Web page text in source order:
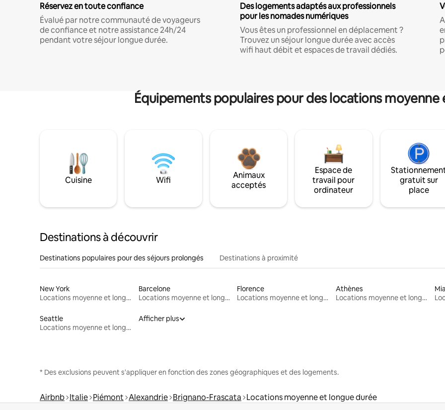
Réservez en toute confiance
Évalué par notre communauté de voyageurs
de confiance et notre assistance 24h/24
pendant votre séjour longue durée.
Des logements adaptés aux professionnels
pour les nomades numériques
Vous êtes un professionnel en déplacement ?
Trouvez un séjour longue durée avec accès
wifi haut débit et espaces de travail dédiés.
Équipements populaires pour des locations
Cuisine Wifi
Animaux
acceptés
Espace de
travail pour
ordinateur
gratuit sur
place
Destinations à découvrir
Destinations populaires pour des séjours prolongés Destinations à proximité
New York
Locations moyenne et longue durée
Barcelone
Locations moyenne et longue durée
Florence
Locations moyenne et longue durée
Athènes
Locations moyenne et longue durée
Seattle
Locations moyenne et longue durée
Afficher plus
* Des exclusions peuvent s'appliquer en fonction des zones géographiques et des logements.
Airbnb Italie Piémont Alexandrie Brignano-Frascata Locations moyenne et longue durée